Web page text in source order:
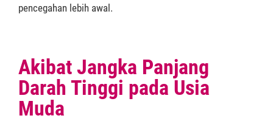
pencegahan lebih awal.
Akibat Jangka Panjang
Darah Tinggi pada Usia
Muda